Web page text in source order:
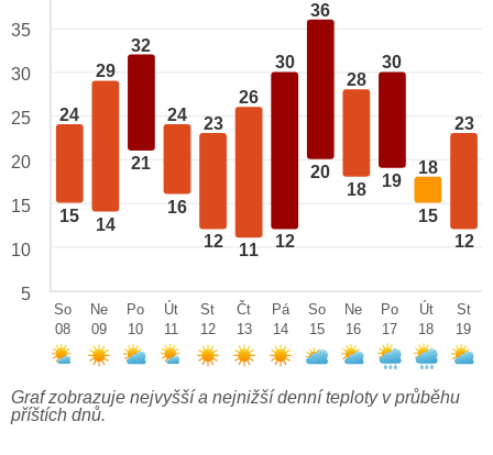
24
15
29
14
32
21
24
16
23
12
26
11
30
12
36
20
28
18
30
19
18
15
23
12
35
30
25
20
15
10
5
So
08
Ne
09
Po
10
Út
11
St
12
Čt
13
Pá
14
So
15
Ne
16
Po
17
Út
18
St
19
Graf zobrazuje nejvyšší a nejnižší denní teploty v průběhu
příštích dnů.